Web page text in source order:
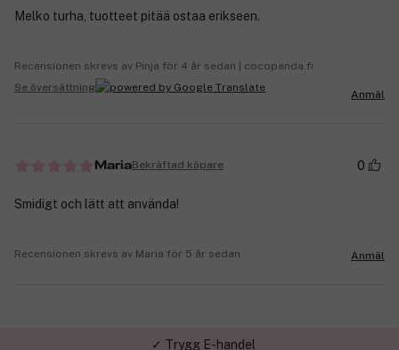
Melko turha, tuotteet pitää ostaa erikseen.
Recensionen skrevs av Pinja för 4 år sedan | cocopanda.fi
Se översättning
Anmäl
MariaBekräftad köpare 0
Smidigt och lätt att använda!
Recensionen skrevs av Maria för 5 år sedan Anmäl
✓ Trygg E-handel